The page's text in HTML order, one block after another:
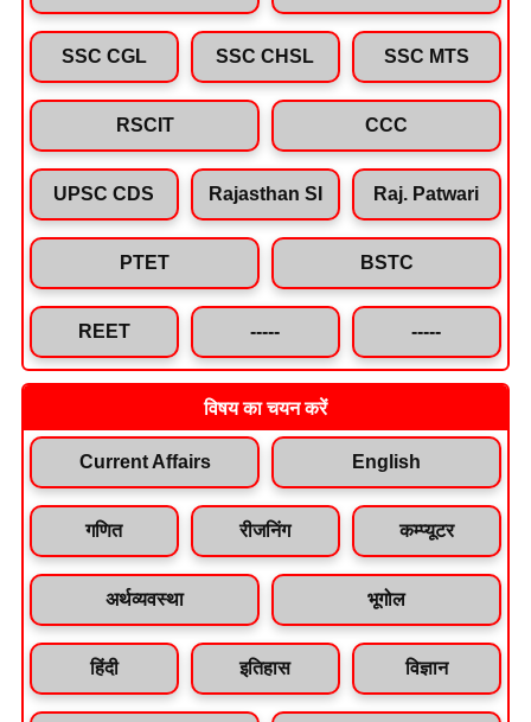
SSC CGL SSC CHSL SSC MTS
RSCIT CCC
UPSC CDS Rajasthan SI Raj. Patwari
PTET BSTC
REET ----- -----
विषय का चयन करें
Current Affairs English
गणित रीजनिंग कम्प्यूटर
अर्थव्यवस्था भूगोल
हिंदी इतिहास विज्ञान